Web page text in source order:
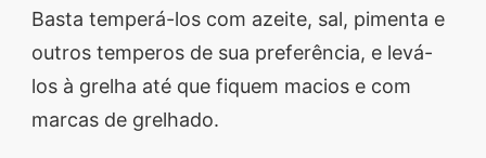
Basta temperá-los com azeite, sal, pimenta e
outros temperos de sua preferência, e levá-
los à grelha até que fiquem macios e com
marcas de grelhado.